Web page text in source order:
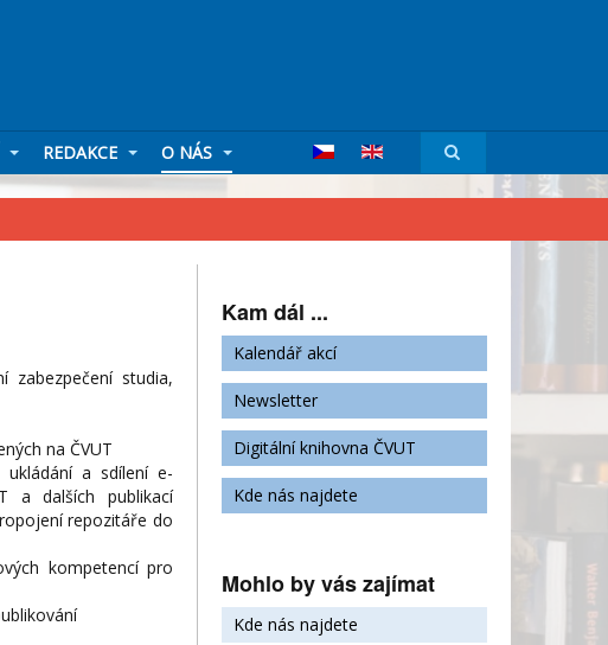
REDAKCE O NÁS
zabezpečení studia,
na ČVUT
a sdílení e-
a dalších publikací
repozitáře do
kompetencí pro
Kam dál ...
Kalendář akcí
Newsletter
Digitální knihovna ČVUT
Kde nás najdete
Mohlo by vás zajímat
Kde nás najdete